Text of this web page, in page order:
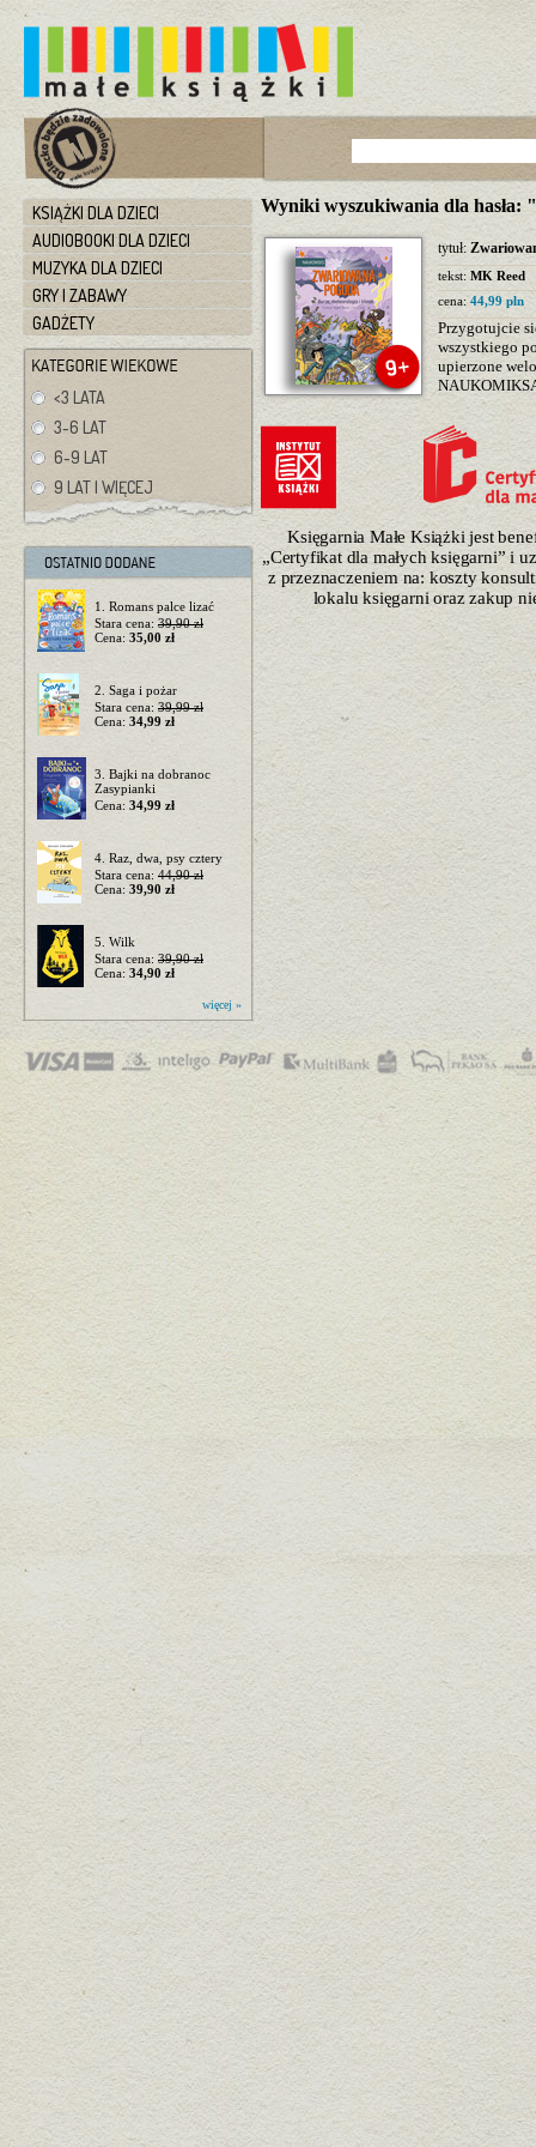
KSIĄŻKI DLA DZIECI
AUDIOBOOKI DLA DZIECI
MUZYKA DLA DZIECI
GRY I ZABAWY
GADŻETY
<3 LATA
3-6 LAT
6-9 LAT
9 LAT I WIĘCEJ
1. Romans palce lizać
Stara cena: 39,90 zł
Cena: 35,00 zł
2. Saga i pożar
Stara cena: 39,99 zł
Cena: 34,99 zł
3. Bajki na dobranoc
Zasypianki
Cena: 34,99 zł
4. Raz, dwa, psy cztery
Stara cena: 44,90 zł
Cena: 39,90 zł
5. Wilk
Stara cena: 39,90 zł
Cena: 34,90 zł
więcej »
Wyniki wyszukiwania dla hasła:
tytuł:
tekst: MK Reed
cena:44,99 pln
Przygotujcie
wszystkiego
upierzone
Księgarnia Małe Książki jest
„Certyfikat dla małych księgarni” i
z przeznaczeniem na: koszty
lokalu księgarni oraz zakup